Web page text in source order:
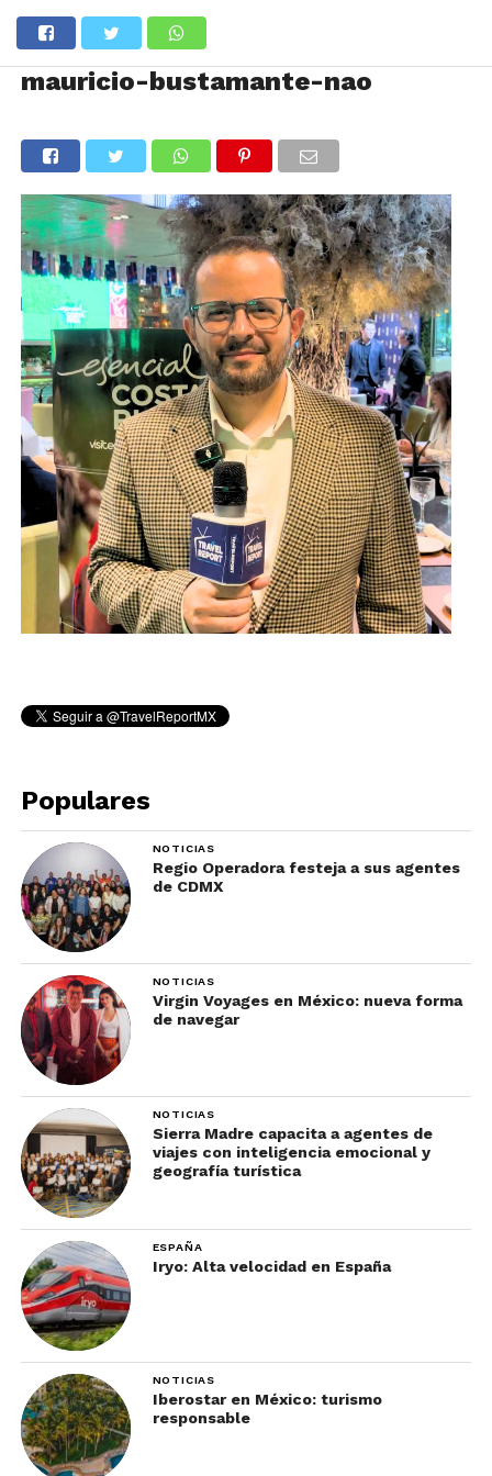
mauricio-bustamante-nao
Populares
NOTICIAS
Regio Operadora festeja a sus agentes
de CDMX
NOTICIAS
Virgin Voyages en México: nueva forma
de navegar
NOTICIAS
Sierra Madre capacita a agentes de
viajes con inteligencia emocional y
geografía turística
ESPAÑA
Iryo: Alta velocidad en España
NOTICIAS
Iberostar en México: turismo
responsable